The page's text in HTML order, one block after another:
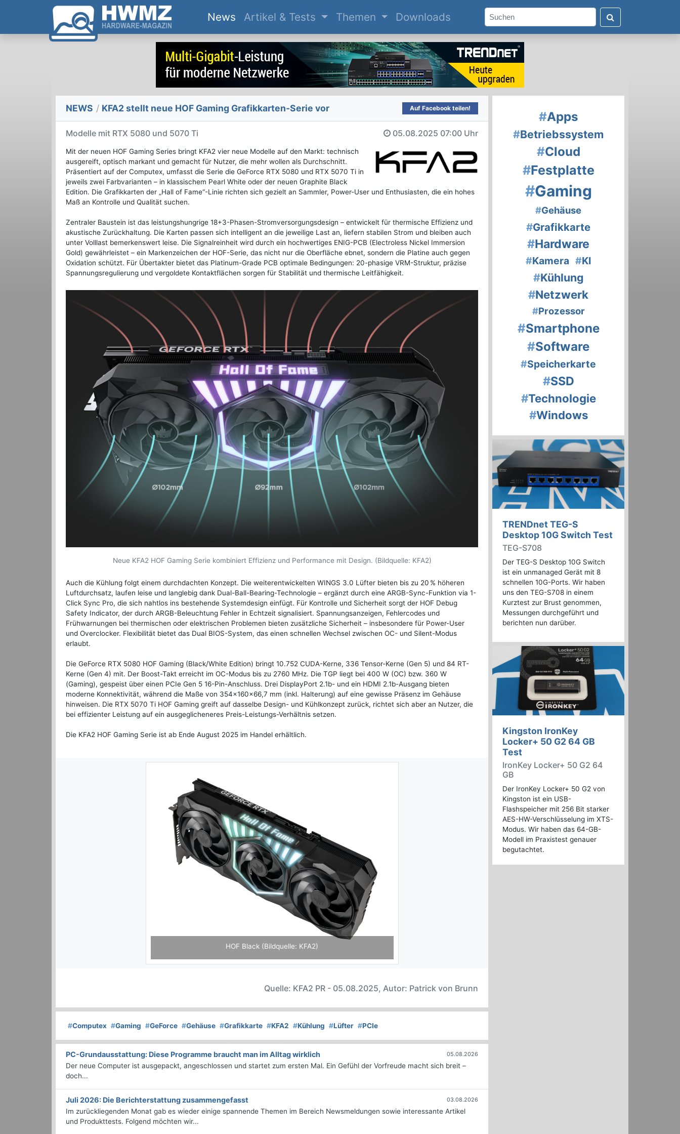
News(current)
Artikel & Tests Themen Downloads
NEWS / KFA2 stellt neue HOF Gaming Grafikkarten-Serie vor Auf Facebook teilen!
Modelle mit RTX 5080 und 5070 Ti 05.08.2025 07:00 Uhr
Mit der neuen HOF Gaming Series bringt KFA2 vier neue Modelle auf den Markt: technisch
ausgereift, optisch markant und gemacht für Nutzer, die mehr wollen als Durchschnitt.
Präsentiert auf der Computex, umfasst die Serie die GeForce RTX 5080 und RTX 5070 Ti in
jeweils zwei Farbvarianten – in klassischem Pearl White oder der neuen Graphite Black
Edition. Die Grafikkarten der „Hall of Fame“-Linie richten sich gezielt an Sammler, Power-User und Enthusiasten, die ein hohes
Maß an Kontrolle und Qualität suchen.
Zentraler Baustein ist das leistungshungrige 18+3-Phasen-Stromversorgungsdesign – entwickelt für thermische Effizienz und
akustische Zurückhaltung. Die Karten passen sich intelligent an die jeweilige Last an, liefern stabilen Strom und bleiben auch
unter Volllast bemerkenswert leise. Die Signalreinheit wird durch ein hochwertiges ENIG-PCB (Electroless Nickel Immersion
Gold) gewährleistet – ein Markenzeichen der HOF-Serie, das nicht nur die Oberfläche ebnet, sondern die Platine auch gegen
Oxidation schützt. Für Übertakter bietet das Platinum-Grade PCB optimale Bedingungen: 20-phasige VRM-Struktur, präzise
Spannungsregulierung und vergoldete Kontaktflächen sorgen für Stabilität und thermische Leitfähigkeit.
Neue KFA2 HOF Gaming Serie kombiniert Effizienz und Performance mit Design. (Bildquelle: KFA2)
Auch die Kühlung folgt einem durchdachten Konzept. Die weiterentwickelten WINGS 3.0 Lüfter bieten bis zu 20 % höheren
Luftdurchsatz, laufen leise und langlebig dank Dual-Ball-Bearing-Technologie – ergänzt durch eine ARGB-Sync-Funktion via 1-
Click Sync Pro, die sich nahtlos ins bestehende Systemdesign einfügt. Für Kontrolle und Sicherheit sorgt der HOF Debug
Safety Indicator, der durch ARGB-Beleuchtung Fehler in Echtzeit signalisiert. Spannungsanzeigen, Fehlercodes und
Frühwarnungen bei thermischen oder elektrischen Problemen bieten zusätzliche Sicherheit – insbesondere für Power-User
und Overclocker. Flexibilität bietet das Dual BIOS-System, das einen schnellen Wechsel zwischen OC- und Silent-Modus
erlaubt.
Die GeForce RTX 5080 HOF Gaming (Black/White Edition) bringt 10.752 CUDA-Kerne, 336 Tensor-Kerne (Gen 5) und 84 RT-
Kerne (Gen 4) mit. Der Boost-Takt erreicht im OC-Modus bis zu 2760 MHz. Die TGP liegt bei 400 W (OC) bzw. 360 W
(Gaming), gespeist über einen PCIe Gen 5 16-Pin-Anschluss. Drei DisplayPort 2.1b- und ein HDMI 2.1b-Ausgang bieten
moderne Konnektivität, während die Maße von 354×160×66,7 mm (inkl. Halterung) auf eine gewisse Präsenz im Gehäuse
hinweisen. Die RTX 5070 Ti HOF Gaming greift auf dasselbe Design- und Kühlkonzept zurück, richtet sich aber an Nutzer, die
bei effizienter Leistung auf ein ausgeglicheneres Preis-Leistungs-Verhältnis setzen.
Die KFA2 HOF Gaming Serie ist ab Ende August 2025 im Handel erhältlich.
HOF Black (Bildquelle: KFA2)
Previous
Quelle: KFA2 PR - 05.08.2025, Autor: Patrick von Brunn
#Computex #Gaming #GeForce #Gehäuse #Grafikkarte #KFA2 #Kühlung #Lüfter #PCIe
PC-Grundausstattung: Diese Programme braucht man im Alltag wirklich 05.08.2026
Der neue Computer ist ausgepackt, angeschlossen und startet zum ersten Mal. Ein Gefühl der Vorfreude macht sich breit –
doch...
Juli 2026: Die Bericht­erstattung zusammengefasst 03.08.2026
Im zurückliegenden Monat gab es wieder einige spannende Themen im Bereich Newsmeldungen sowie interessante Artikel
und Produkttests. Folgend möchten wir...
#Apps
#Betriebssystem
#Cloud
#Festplatte
#Gaming
#Gehäuse
#Grafikkarte
#Hardware
#Kamera #KI
#Kühlung
#Netzwerk
#Prozessor
#Smartphone
#Software
#Speicherkarte
#SSD
#Technologie
#Windows
TRENDnet TEG-S
Desktop 10G Switch Test
TEG-S708
Der TEG-S Desktop 10G Switch
ist ein unmanaged Gerät mit 8
schnellen 10G-Ports. Wir haben
uns den TEG-S708 in einem
Kurztest zur Brust genommen,
Messungen durchgeführt und
berichten nun darüber.
Kingston IronKey
Locker+ 50 G2 64 GB
Test
IronKey Locker+ 50 G2 64
GB
Der IronKey Locker+ 50 G2 von
Kingston ist ein USB-
Flashspeicher mit 256 Bit starker
AES-HW-Verschlüsselung im XTS-
Modus. Wir haben das 64-GB-
Modell im Praxistest genauer
begutachtet.